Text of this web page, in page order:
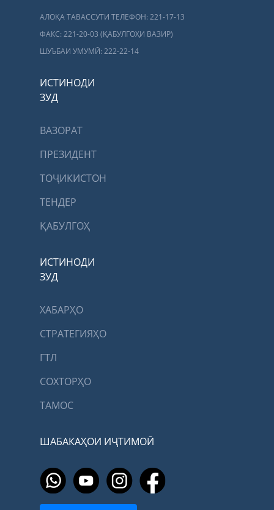
АЛОҚА ТАВАССУТИ ТЕЛЕФОН: 221-17-13
ФАКС: 221-20-03 (ҚАБУЛГОҲИ ВАЗИР)
ШУЪБАИ УМУМӢ: 222-22-14
ИСТИНОДИ
ЗУД
ВАЗОРАТ
ПРЕЗИДЕНТ
ТОҶИКИСТОН
ТЕНДЕР
ҚАБУЛГОҲ
ИСТИНОДИ
ЗУД
ХАБАРҲО
СТРАТЕГИЯҲО
ГТЛ
СОХТОРҲО
ТАМОС
ШАБАКАҲОИ ИҶТИМОӢ